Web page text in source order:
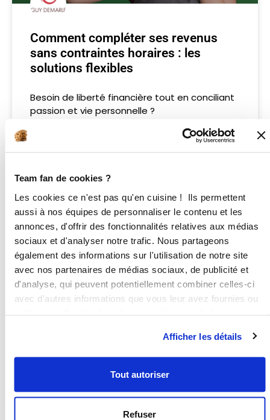
Comment compléter ses revenus
sans contraintes horaires : les
solutions flexibles
Besoin de liberté financière tout en conciliant
passion et vie personnelle ?
Batch Cooking : Gagnez du temps et
Améliorez votre quotidien et vos revenus
grâce à une solution flexible.